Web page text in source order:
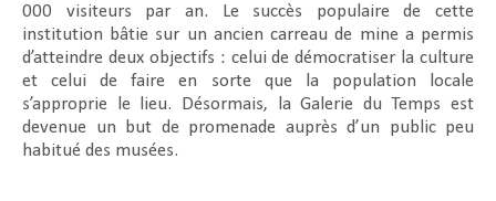
000 visiteurs par an. Le succès populaire de cette
institution bâtie sur un ancien carreau de mine a permis
d’atteindre deux objectifs : celui de démocratiser la culture
et celui de faire en sorte que la population locale
s’approprie le lieu. Désormais, la Galerie du Temps est
devenue un but de promenade auprès d’un public peu
habitué des musées.